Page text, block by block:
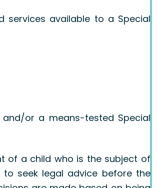
available to a Special
or a means-tested Special
of a child who is the subject of
to seek legal advice before the